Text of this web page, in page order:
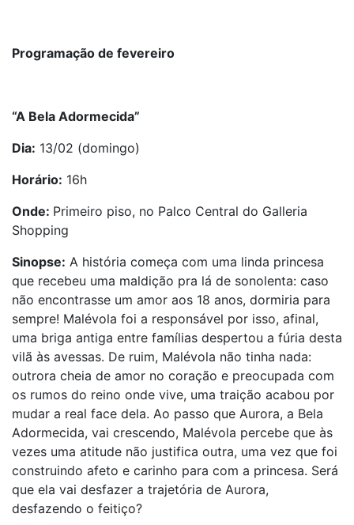
Programação de fevereiro
“A Bela Adormecida”
Dia: 13/02 (domingo)
Horário: 16h
Onde: Primeiro piso, no Palco Central do Galleria
Shopping
Sinopse: A história começa com uma linda princesa
que recebeu uma maldição pra lá de sonolenta: caso
não encontrasse um amor aos 18 anos, dormiria para
sempre! Malévola foi a responsável por isso, afinal,
uma briga antiga entre famílias despertou a fúria desta
vilã às avessas. De ruim, Malévola não tinha nada:
outrora cheia de amor no coração e preocupada com
os rumos do reino onde vive, uma traição acabou por
mudar a real face dela. Ao passo que Aurora, a Bela
Adormecida, vai crescendo, Malévola percebe que às
vezes uma atitude não justifica outra, uma vez que foi
construindo afeto e carinho para com a princesa. Será
que ela vai desfazer a trajetória de Aurora,
desfazendo o feitiço?